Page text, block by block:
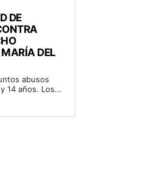
DE
DEL
abusos
14 años. Los...